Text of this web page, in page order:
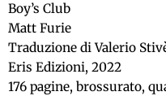
Boy’s Club
Matt Furie
Traduzione di Valerio
Eris Edizioni, 2022
176 pagine, brossurato,